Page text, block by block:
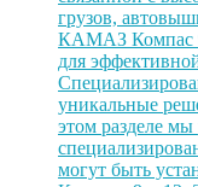
грузов,
КАМАЗ Компас
для
уникальные
этом разделе мы
могут быть